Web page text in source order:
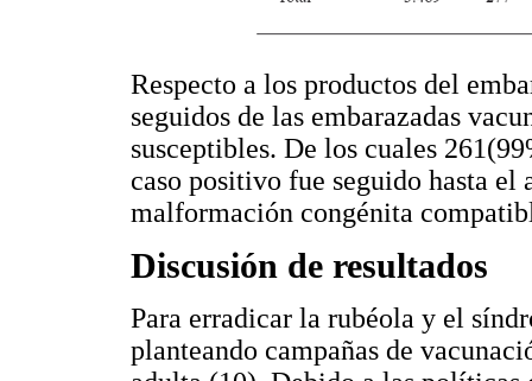
Respecto a los productos del
seguidos de las embarazadas
susceptibles. De los cuales
caso positivo fue seguido hasta el
malformación congénita
Discusión de resultados
Para erradicar la rubéola y el
planteando campañas de